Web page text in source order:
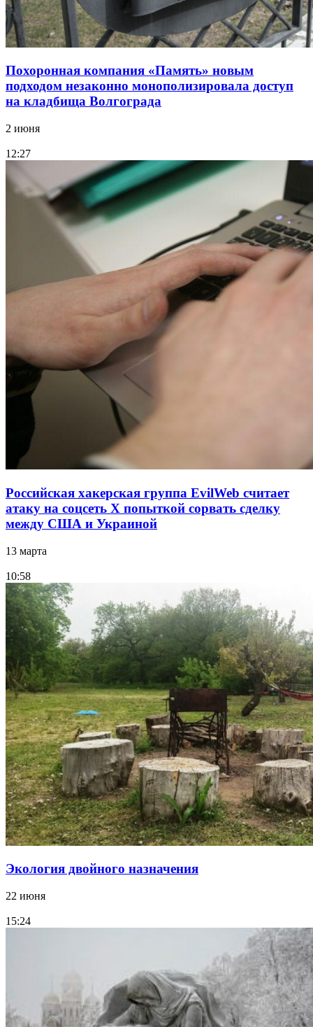
Похоронная компания «Память» новым
подходом незаконно монополизировала доступ
на кладбища Волгограда
2 июня
12:27
Российская хакерская группа EvilWeb считает
атаку на соцсеть Х попыткой сорвать сделку
между США и Украиной
13 марта
10:58
Экология двойного назначения
22 июня
15:24